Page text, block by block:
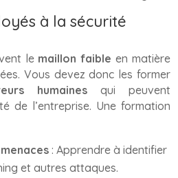
à la sécurité
le maillon faible en matière
Vous devez donc les former
humainesqui peuvent
de l’entreprise. Une formation
: Apprendre à identifier
et autres attaques.